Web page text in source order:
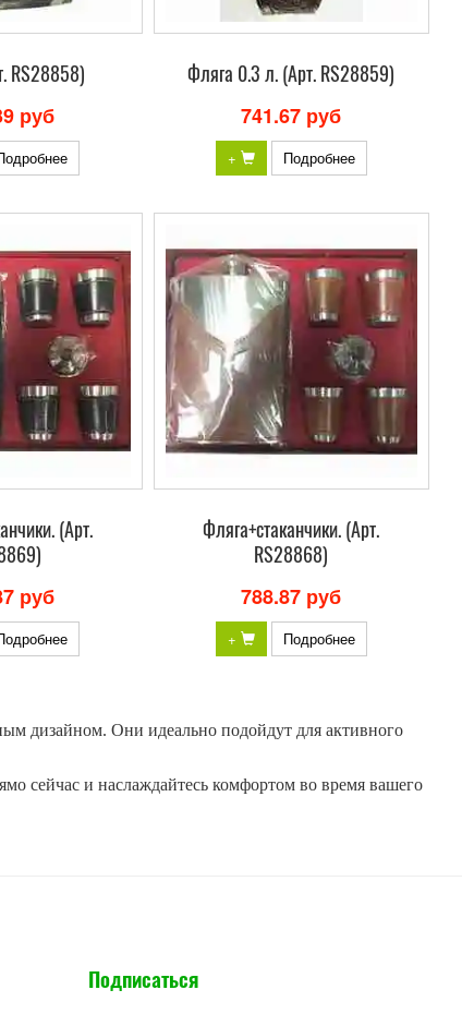
RS28858)
руб
Фляга 0.3 л. (Арт. RS28859)
741.67 руб
+ Подробнее
(Арт.
руб
Фляга+стаканчики. (Арт.
RS28868)
788.87 руб
+ Подробнее
дизайном. Они идеально подойдут для активного
сейчас и наслаждайтесь комфортом во время вашего
Подписаться